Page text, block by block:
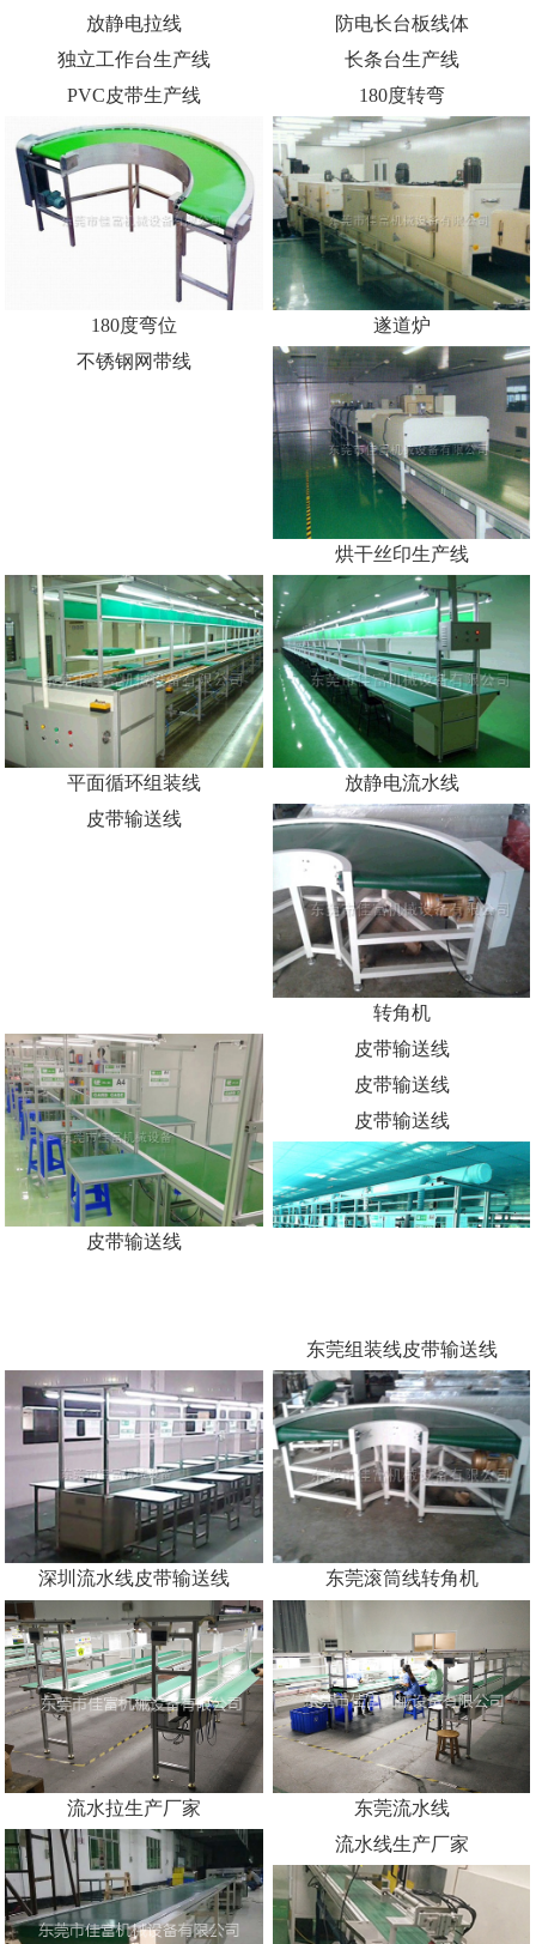
放静电拉线
防电长台板线体
独立工作台生产线
长条台生产线
PVC皮带生产线
180度转弯
180度弯位
遂道炉
不锈钢网带线
烘干丝印生产线
平面循环组装线
放静电流水线
皮带输送线
转角机
皮带输送线
皮带输送线
东莞组装线皮带输送线
深圳流水线皮带输送线 东莞滚筒线转角机